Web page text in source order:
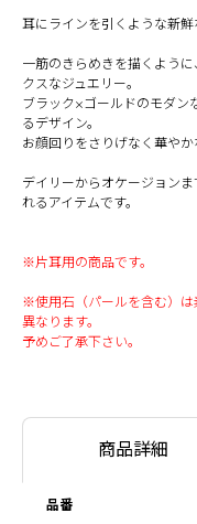
耳にラインを引くような新鮮
一筋のきらめきを描くよう
クスなジュエリー。
ブラック×ゴールドのモダン
るデザイン。
お顔回りをさりげなく華やか
デイリーからオケージョン
れるアイテムです。
※片耳用の商品です。
※使用石（パールを含む）は
異なります。
予めご了承下さい。
商品詳細
品番